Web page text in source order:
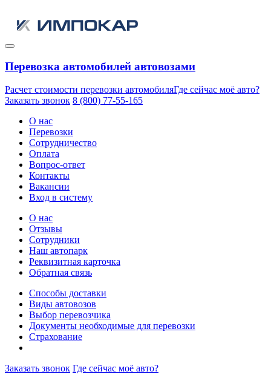
Перевозка автомобилей автовозами
Расчет стоимости перевозки автомобиляГде сейчас моё авто?
Заказать звонок 8 (800) 77-55-165
О нас
Перевозки
Сотрудничество
Оплата
Вопрос-ответ
Контакты
Вакансии
Вход в систему
О нас
Отзывы
Сотрудники
Наш автопарк
Реквизитная карточка
Обратная связь
Способы доставки
Виды автовозов
Выбор перевозчика
Документы необходимые для перевозки
Страхование
Заказать звонок Где сейчас моё авто?